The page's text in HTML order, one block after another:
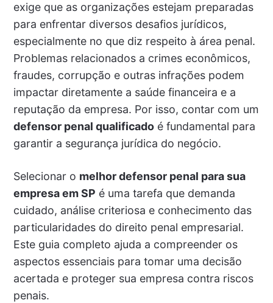
exige que as organizações estejam preparadas
para enfrentar diversos desafios jurídicos,
especialmente no que diz respeito à área penal.
Problemas relacionados a crimes econômicos,
fraudes, corrupção e outras infrações podem
impactar diretamente a saúde financeira e a
reputação da empresa. Por isso, contar com um
defensor penal qualificadoé fundamental para
garantir a segurança jurídica do negócio.
Selecionar o melhor defensor penal para sua
empresa em SP é uma tarefa que demanda
cuidado, análise criteriosa e conhecimento das
particularidades do direito penal empresarial.
Este guia completo ajuda a compreender os
aspectos essenciais para tomar uma decisão
acertada e proteger sua empresa contra riscos
penais.